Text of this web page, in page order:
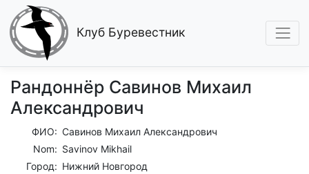
Клуб Буревестник
Рандоннёр Савинов Михаил
Александрович
ФИО: Савинов Михаил Александрович
Nom: Savinov Mikhail
Город: Нижний Новгород